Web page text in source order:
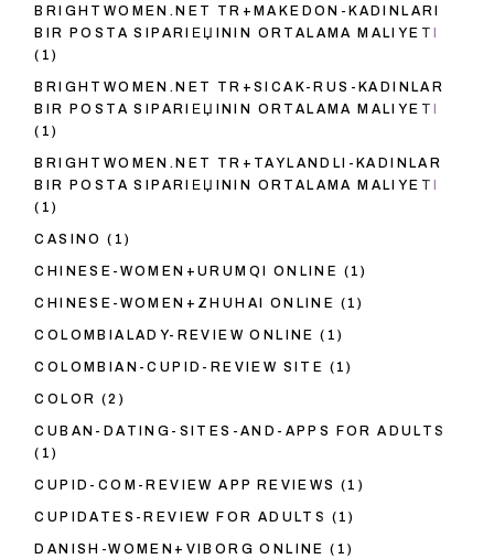
BRIGHTWOMEN.NET TR+MAKEDON-KADINLARI
BIR POSTA SIPARIЕЏININ ORTALAMA MALIYETI
(1)
BRIGHTWOMEN.NET TR+SICAK-RUS-KADINLAR
BIR POSTA SIPARIЕЏININ ORTALAMA MALIYETI
(1)
BRIGHTWOMEN.NET TR+TAYLANDLI-KADINLAR
BIR POSTA SIPARIЕЏININ ORTALAMA MALIYETI
(1)
CASINO (1)
CHINESE-WOMEN+URUMQI ONLINE (1)
CHINESE-WOMEN+ZHUHAI ONLINE (1)
COLOMBIALADY-REVIEW ONLINE (1)
COLOMBIAN-CUPID-REVIEW SITE (1)
COLOR (2)
CUBAN-DATING-SITES-AND-APPS FOR ADULTS
(1)
CUPID-COM-REVIEW APP REVIEWS (1)
CUPIDATES-REVIEW FOR ADULTS (1)
DANISH-WOMEN+VIBORG ONLINE (1)